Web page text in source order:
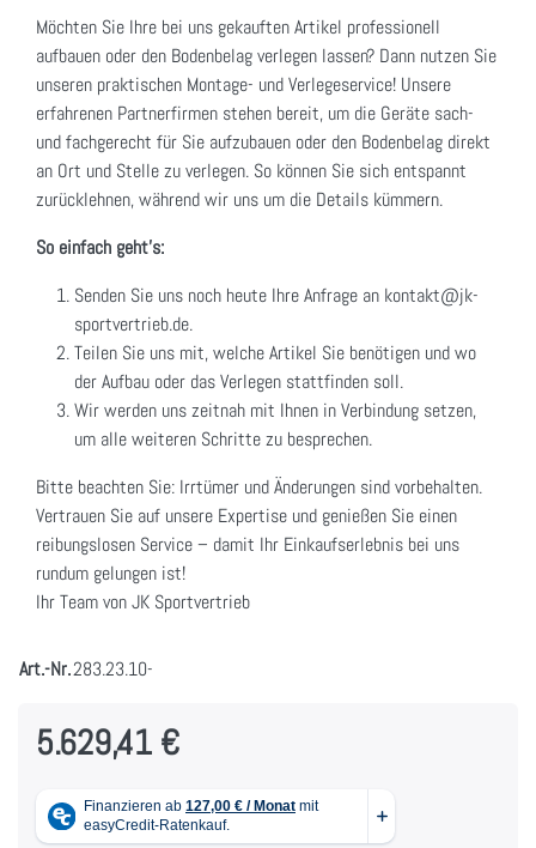
Möchten Sie Ihre bei uns gekauften Artikel professionell
aufbauen oder den Bodenbelag verlegen lassen? Dann nutzen Sie
unseren praktischen Montage- und Verlegeservice! Unsere
erfahrenen Partnerfirmen stehen bereit, um die Geräte sach-
und fachgerecht für Sie aufzubauen oder den Bodenbelag direkt
an Ort und Stelle zu verlegen. So können Sie sich entspannt
zurücklehnen, während wir uns um die Details kümmern.
So einfach geht's:
Senden Sie uns noch heute Ihre Anfrage an kontakt@jk-
sportvertrieb.de.
Teilen Sie uns mit, welche Artikel Sie benötigen und wo
der Aufbau oder das Verlegen stattfinden soll.
Wir werden uns zeitnah mit Ihnen in Verbindung setzen,
um alle weiteren Schritte zu besprechen.
Bitte beachten Sie: Irrtümer und Änderungen sind vorbehalten.
Vertrauen Sie auf unsere Expertise und genießen Sie einen
reibungslosen Service – damit Ihr Einkaufserlebnis bei uns
rundum gelungen ist!
Ihr Team von JK Sportvertrieb
Art.-Nr.283.23.10-
5.629,41 €